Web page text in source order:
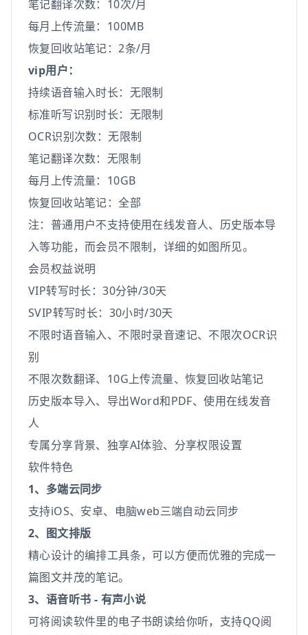
笔记翻译次数：10次/月
每月上传流量：100MB
恢复回收站笔记：2条/月
vip用户：
持续语音输入时长：无限制
标准听写识别时长：无限制
OCR识别次数：无限制
笔记翻译次数：无限制
每月上传流量：10GB
恢复回收站笔记：全部
注：普通用户不支持使用在线发音人、历史版本导
入等功能，而会员不限制，详细的如图所见。
会员权益说明
VIP转写时长：30分钟/30天
SVIP转写时长：30小时/30天
不限时语音输入、不限时录音速记、不限次OCR识
别
不限次数翻译、10G上传流量、恢复回收站笔记
历史版本导入、导出Word和PDF、使用在线发音
人
专属分享背景、独享AI体验、分享权限设置
软件特色
1、多端云同步
支持iOS、安卓、电脑web三端自动云同步
2、图文排版
精心设计的编排工具条，可以方便而优雅的完成一
篇图文并茂的笔记。
3、语音听书 - 有声小说
可将阅读软件里的电子书朗读给你听，支持QQ阅